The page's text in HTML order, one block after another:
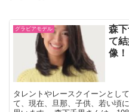
グラビアモデル
森
て
像！
タレントやレースクイーンとし
て、現在、旦那、子供、若い頃